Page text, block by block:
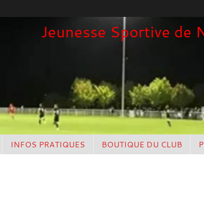
Jeunesse Sportive de
INFOS PRATIQUES BOUTIQUE DU CLUB